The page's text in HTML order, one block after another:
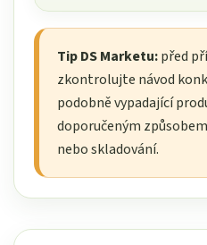
Tip DS Marketu:před
zkontrolujte návod
podobně vypadající
doporučeným
nebo skladování.